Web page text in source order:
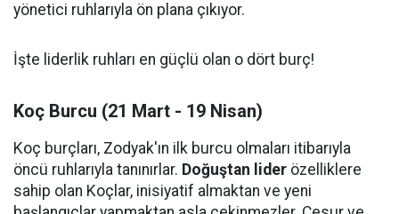
yönetici ruhlarıyla ön plana çıkıyor.
İşte liderlik ruhları en güçlü olan o dört burç!
Koç Burcu (21 Mart - 19 Nisan)
Koç burçları, Zodyak'ın ilk burcu olmaları itibarıyla
öncü ruhlarıyla tanınırlar. Doğuştan lider özelliklere
sahip olan Koçlar, inisiyatif almaktan ve yeni